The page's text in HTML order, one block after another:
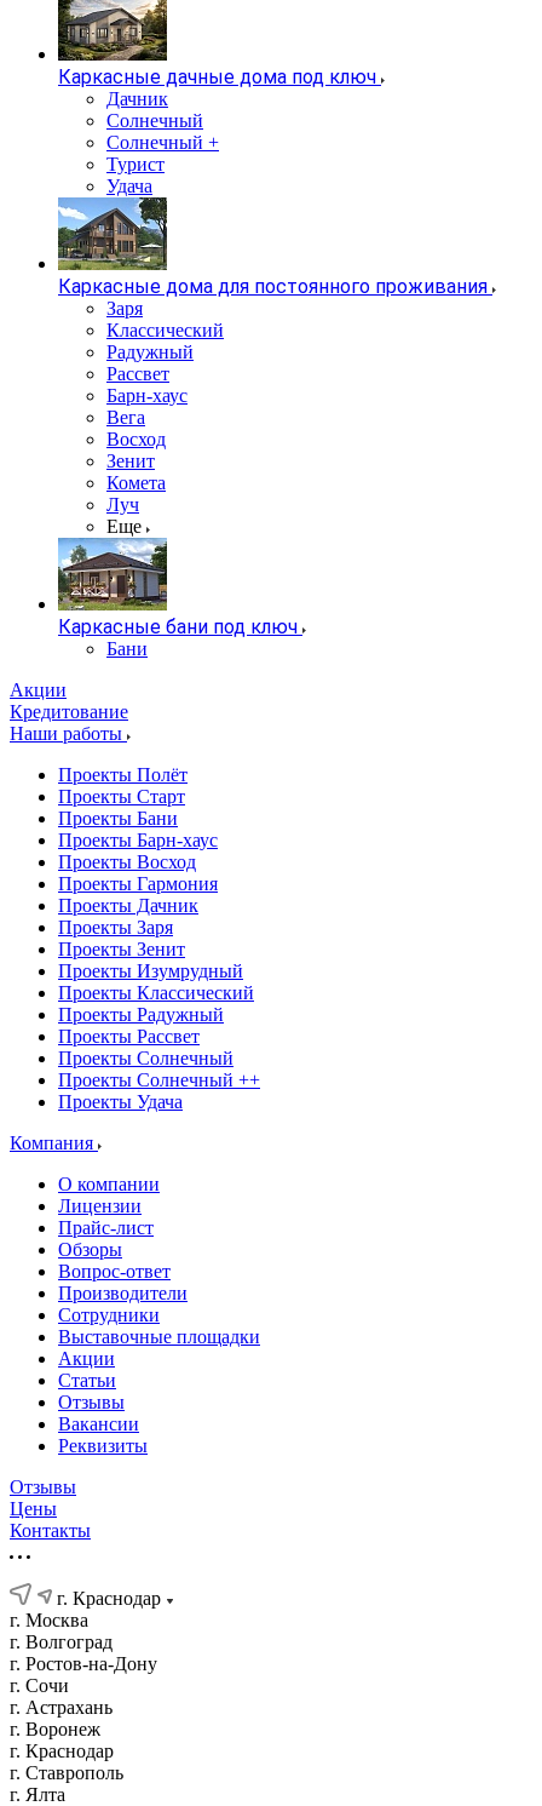
Каркасные дачные дома под ключ
Дачник
Солнечный
Солнечный +
Турист
Удача
Каркасные дома для постоянного проживания
Заря
Классический
Радужный
Рассвет
Барн-хаус
Вега
Восход
Зенит
Комета
Луч
Еще
Каркасные бани под ключ
Бани
Акции
Кредитование
Наши работы
Проекты Полёт
Проекты Старт
Проекты Бани
Проекты Барн-хаус
Проекты Восход
Проекты Гармония
Проекты Дачник
Проекты Заря
Проекты Зенит
Проекты Изумрудный
Проекты Классический
Проекты Радужный
Проекты Рассвет
Проекты Солнечный
Проекты Солнечный ++
Проекты Удача
Компания
О компании
Лицензии
Прайс-лист
Обзоры
Вопрос-ответ
Производители
Сотрудники
Выставочные площадки
Акции
Статьи
Отзывы
Вакансии
Реквизиты
Отзывы
Цены
Контакты
г. Краснодар
г. Москва
г. Волгоград
г. Ростов-на-Дону
г. Сочи
г. Астрахань
г. Воронеж
г. Краснодар
г. Ставрополь
г. Ялта